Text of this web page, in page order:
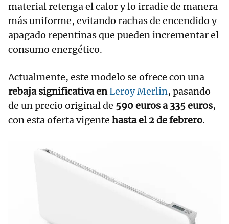
material retenga el calor y lo irradie de manera
más uniforme, evitando rachas de encendido y
apagado repentinas que pueden incrementar el
consumo energético.
Actualmente, este modelo se ofrece con una
rebaja significativa enLeroy Merlin, pasando
de un precio original de 590 euros a 335 euros,
con esta oferta vigente hasta el 2 de febrero.